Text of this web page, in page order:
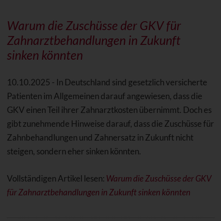
Warum die Zuschüsse der GKV für
Zahnarztbehandlungen in Zukunft
sinken könnten
10.10.2025 - In Deutschland sind gesetzlich versicherte
Patienten im Allgemeinen darauf angewiesen, dass die
GKV einen Teil ihrer Zahnarztkosten übernimmt. Doch es
gibt zunehmende Hinweise darauf, dass die Zuschüsse für
Zahnbehandlungen und Zahnersatz in Zukunft nicht
steigen, sondern eher sinken könnten.
Vollständigen Artikel lesen: Warum die Zuschüsse der GKV
für Zahnarztbehandlungen in Zukunft sinken könnten